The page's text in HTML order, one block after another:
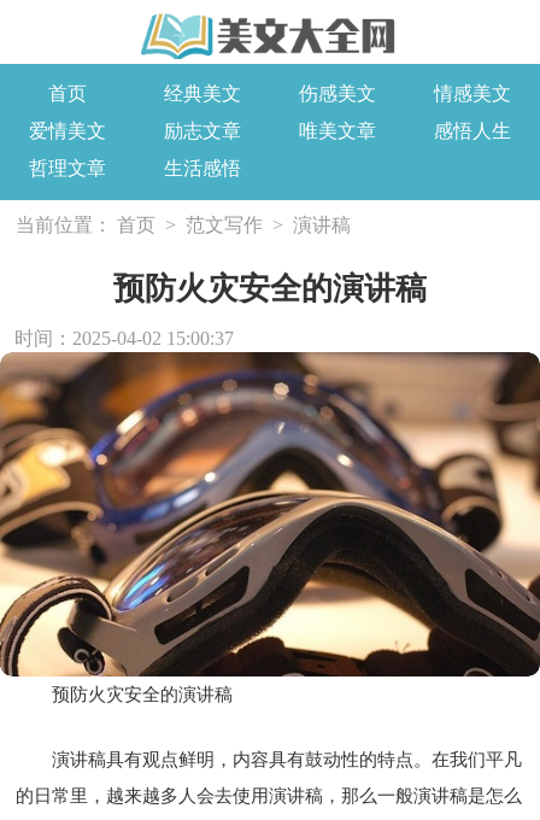
首页 经典美文 伤感美文
情感美文
爱情美文
励志文章 唯美文章
感悟人生
哲理文章
生活感悟
当前位置： 首页 > 范文写作 > 演讲稿
预防火灾安全的演讲稿
时间：2025-04-02 15:00:37
预防火灾安全的演讲稿
演讲稿具有观点鲜明，内容具有鼓动性的特点。在我们平凡
的日常里，越来越多人会去使用演讲稿，那么一般演讲稿是怎么